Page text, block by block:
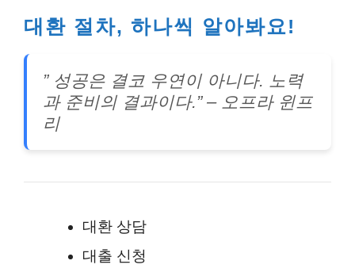
대환 절차, 하나씩 알아봐요!
” 성공은 결코 우연이 아니다. 노력
과 준비의 결과이다.” – 오프라 윈프
리
대환 상담
대출 신청